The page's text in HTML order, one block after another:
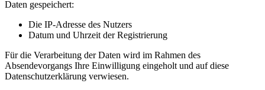
Daten gespeichert:
Die IP-Adresse des Nutzers
Datum und Uhrzeit der Registrierung
Für die Verarbeitung der Daten wird im Rahmen des
Absendevorgangs Ihre Einwilligung eingeholt und auf diese
Datenschutzerklärung verwiesen.